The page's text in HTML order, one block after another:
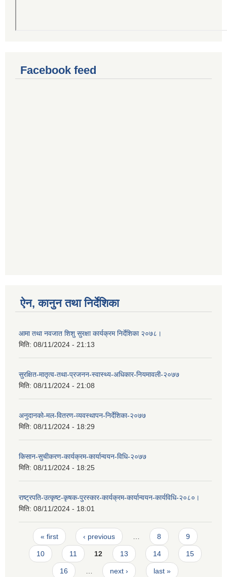
Facebook feed
ऐन, कानुन तथा निर्देशिका
आमा तथा नवजात शिशु सुरक्षा कार्यक्रम निर्देशिका २०७८।
मिति: 08/11/2024 - 21:13
सुरक्षित-मातृत्व-तथा-प्रजनन-स्वास्थ्य-अधिकार-नियमावली-२०७७
मिति: 08/11/2024 - 21:08
अनुदानको-मल-वितरण-व्यवस्थापन-निर्देशिका-२०७७
मिति: 08/11/2024 - 18:29
किसान-सुचीकरण-कार्यक्रम-कार्यान्वयन-विधि-२०७७
मिति: 08/11/2024 - 18:25
राष्ट्रपति-उत्कृष्ट-कृषक-पुरस्कार-कार्यक्रम-कार्यान्वयन-कार्यविधि-२०८०।
मिति: 08/11/2024 - 18:01
Pages
« first ‹ previous 8 9
10 11 12 13 14 15
16 next › last »